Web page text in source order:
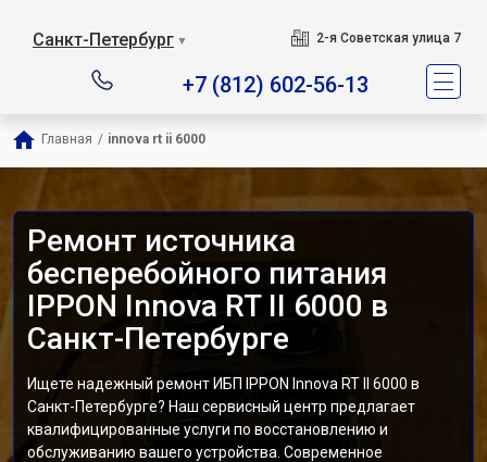
Санкт-Петербург ▼ 2-я Советская улица 7
+7 (812) 602-56-13
Главная / innova rt ii 6000
Ремонт источника
бесперебойного питания
IPPON Innova RT II 6000 в
Санкт-Петербурге
Ищете надежный ремонт ИБП IPPON Innova RT II 6000 в
Санкт-Петербурге? Наш сервисный центр предлагает
квалифицированные услуги по восстановлению и
обслуживанию вашего устройства. Современное